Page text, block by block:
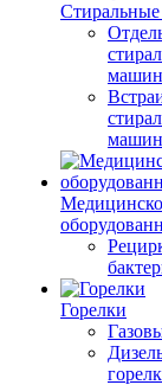
Горелки